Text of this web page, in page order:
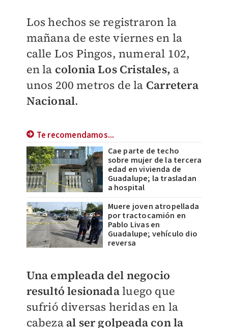
Los hechos se registraron la
mañana de este viernes en la
calle Los Pingos, numeral 102,
en la colonia Los Cristales, a
unos 200 metros de la Carretera
Nacional.
Te recomendamos...
Cae parte de techo
sobre mujer de la tercera
edad en vivienda de
Guadalupe; la trasladan
a hospital
Muere joven atropellada
por tractocamión en
Pablo Livas en
Guadalupe; vehículo dio
reversa
Una empleada del negocio
resultó lesionadaluego que
sufrió diversas heridas en la
cabezaal ser golpeada con la